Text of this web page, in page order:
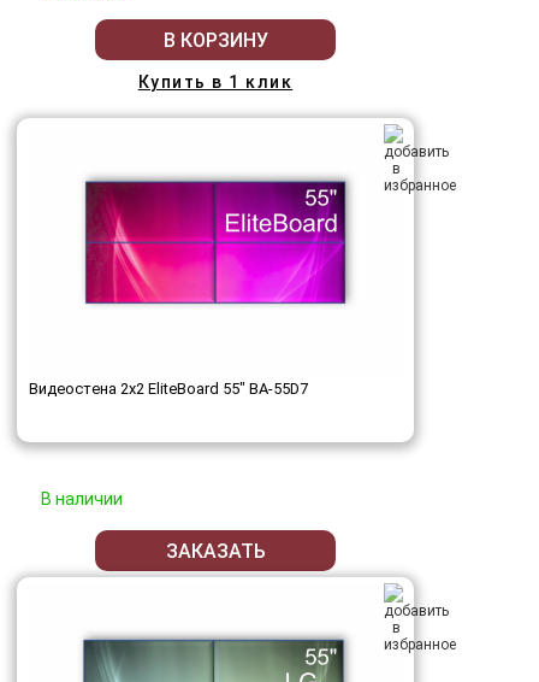
В КОРЗИНУ
Купить в 1 клик
Видеостена 2x2 EliteBoard 55" BA-55D7
В наличии
ЗАКАЗАТЬ